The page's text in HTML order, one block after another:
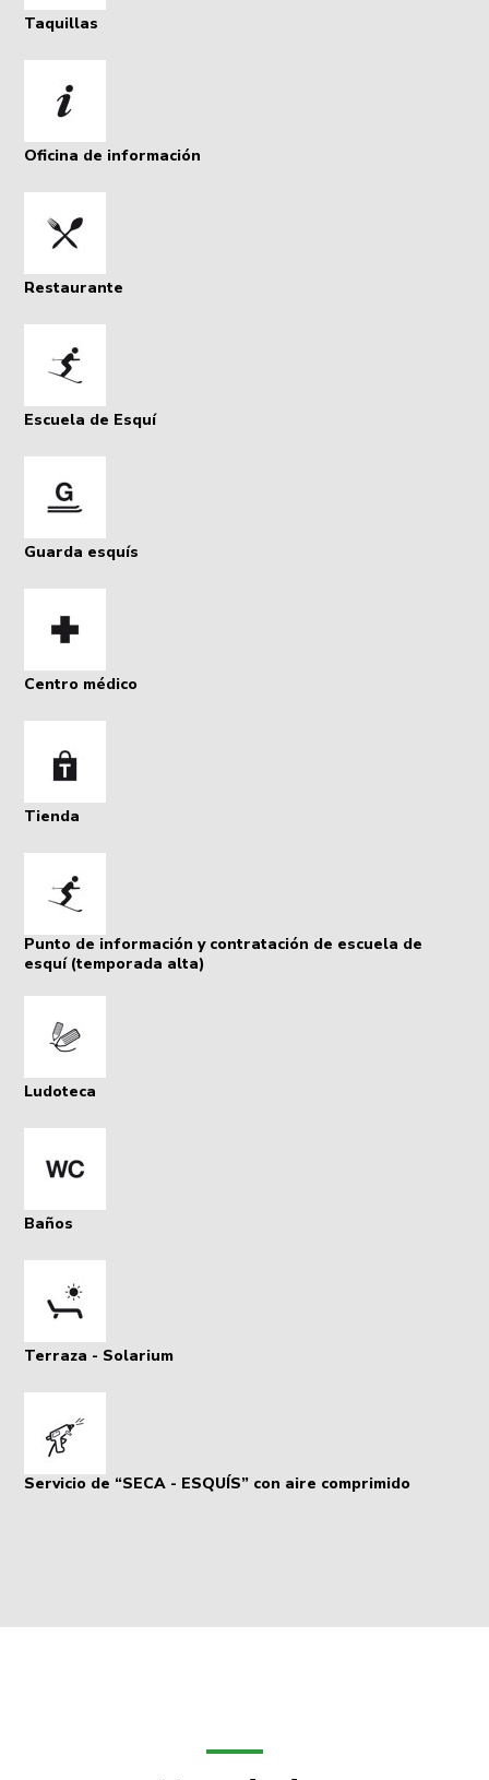
Taquillas
Oficina de información
Restaurante
Escuela de Esquí
Guarda esquís
Centro médico
Tienda
Punto de información y contratación de escuela de
esquí (temporada alta)
Ludoteca
Baños
Terraza - Solarium
Servicio de “SECA - ESQUÍS” con aire comprimido